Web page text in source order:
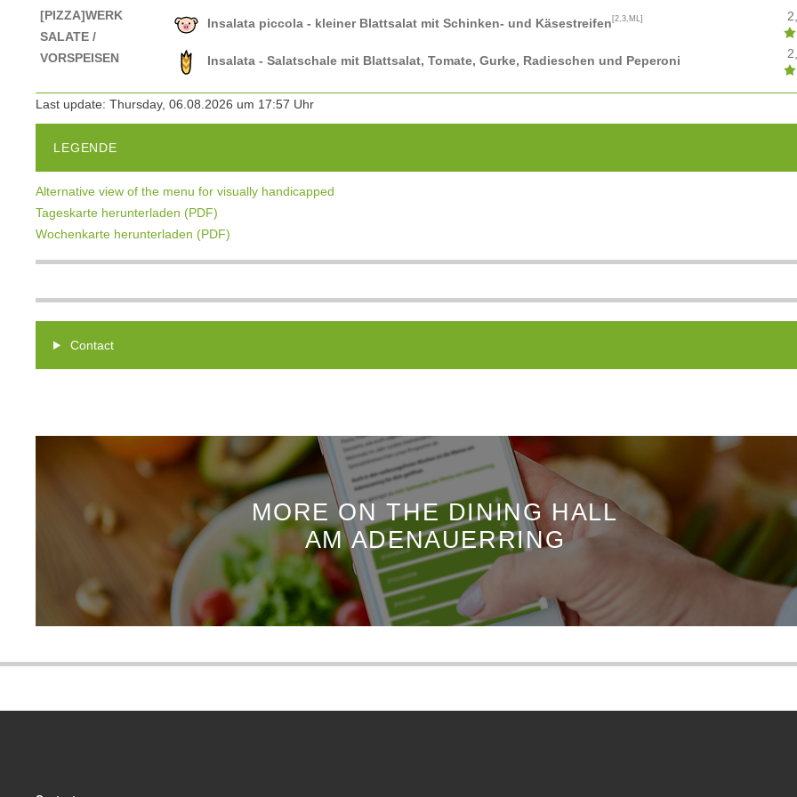
[PIZZA]WERK
SALATE /
VORSPEISEN
Insalata piccola - kleiner Blattsalat mit Schinken- und Käsestreifen [2,3,ML]
Insalata - Salatschale mit Blattsalat, Tomate, Gurke, Radieschen und Peperoni
Last update: Thursday, 06.08.2026 um 17:57 Uhr
LEGENDE
Alternative view of the menu for visually handicapped
Tageskarte herunterladen (PDF)
Wochenkarte herunterladen (PDF)
Contact
MORE ON THE DINING HALL
AM ADENAUERRING